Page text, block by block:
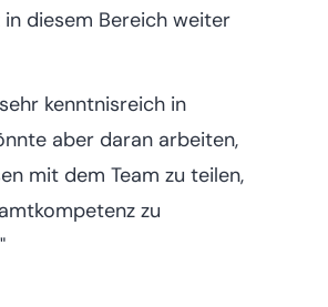
in diesem Bereich weiter
kenntnisreich in
aber daran arbeiten,
mit dem Team zu teilen,
zu